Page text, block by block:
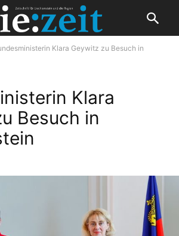
Klara Geywitz zu Besuch in
Klara
Besuch in